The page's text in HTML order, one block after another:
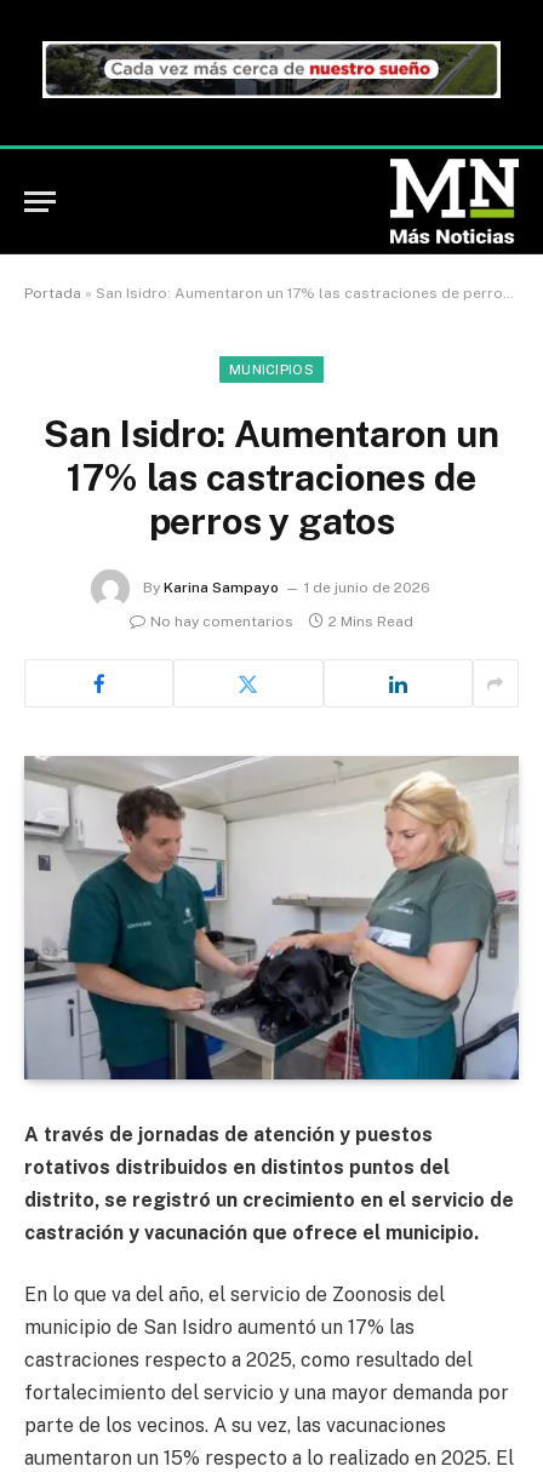
Portada » San Isidro: Aumentaron un 17% las castraciones de perros y gatos
MUNICIPIOS
San Isidro: Aumentaron un
17% las castraciones de
perros y gatos
By Karina Sampayo
1 de junio de 2026
No hay comentarios
2 Mins Read
A través de jornadas de atención y puestos
rotativos distribuidos en distintos puntos del
distrito, se registró un crecimiento en el servicio de
castración y vacunación que ofrece el municipio.
En lo que va del año, el servicio de Zoonosis del
municipio de San Isidro aumentó un 17% las
castraciones respecto a 2025, como resultado del
fortalecimiento del servicio y una mayor demanda por
parte de los vecinos. A su vez, las vacunaciones
aumentaron un 15% respecto a lo realizado en 2025. El